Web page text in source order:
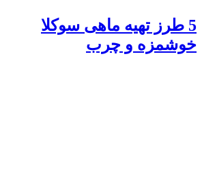
5 طرز تهیه ماهی سوکلا
خوشمزه و چرب